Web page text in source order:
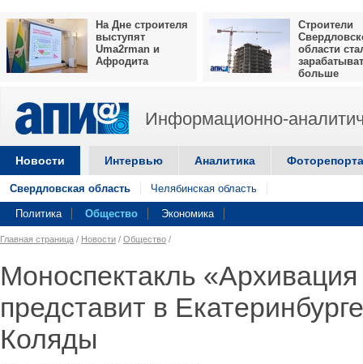
На Дне строителя
выступят
Uma2rman и
Афродита
Строители
области
больше
Информационно-
Новости Интервью Аналитика
Свердловская область Челябинская область
Политика Общество Экономика
Главная страница / Новости / Общество /
Моноспектакль
представит в
Коляды